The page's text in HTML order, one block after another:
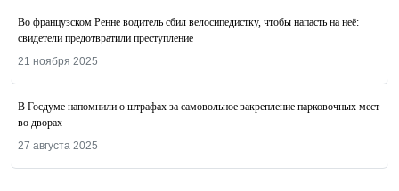
Во французском Ренне водитель сбил велосипедистку, чтобы напасть на неё:
свидетели предотвратили преступление
21 ноября 2025
В Госдуме напомнили о штрафах за самовольное закрепление парковочных мест
во дворах
27 августа 2025